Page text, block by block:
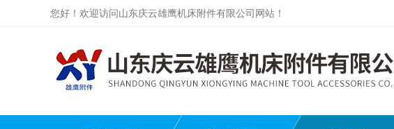
您好！欢迎访问山东庆云雄鹰机床附件有限公司网站！